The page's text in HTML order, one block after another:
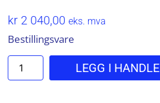
kr2 040,00 eks. mva
Bestillingsvare
LEGG I